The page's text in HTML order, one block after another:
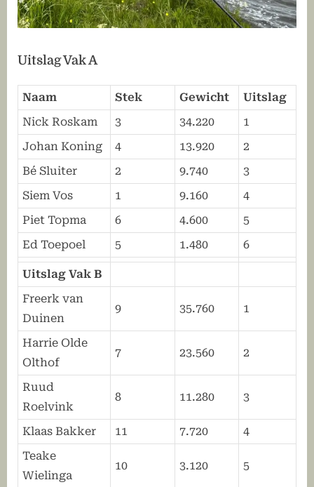
Uitslag Vak A
Naam Stek Gewicht
Uitslag
Nick Roskam
3 34.220
1
Johan Koning
4 13.920
2
Bé Sluiter
2 9.740
3
Siem Vos
1 9.160
4
Piet Topma
6 4.600
5
Ed Toepoel
5 1.480 6
Uitslag Vak B
Freerk van
Duinen
9 35.760 1
Harrie Olde
Olthof
7 23.560 2
Ruud
Roelvink
8 11.280 3
Klaas Bakker 11 7.720
4
Teake
Wielinga
10 3.120 5